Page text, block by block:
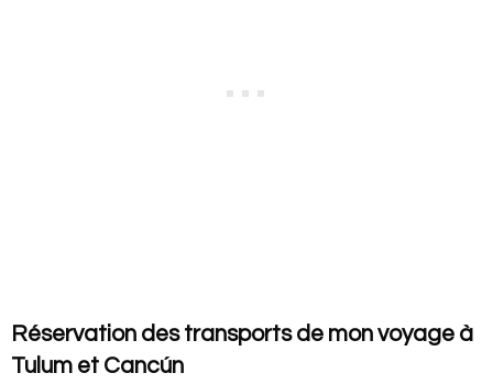
Réservation des transports de mon voyage à
Tulum et Cancún